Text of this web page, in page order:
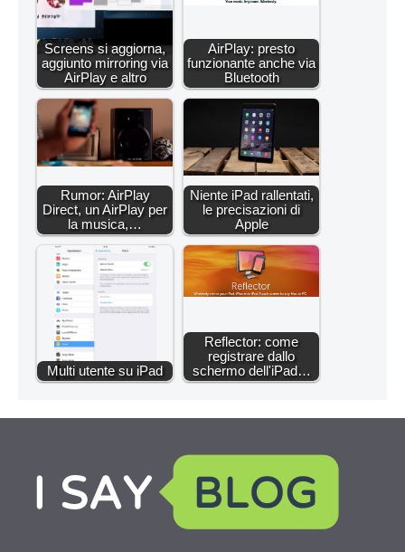
Screens si aggiorna,
aggiunto mirroring via
AirPlay e altro
AirPlay: presto
funzionante anche via
Bluetooth
Rumor: AirPlay
Direct, un AirPlay per
la musica,…
Niente iPad rallentati,
le precisazioni di
Apple
Multi utente su iPad
Reflector: come
registrare dallo
schermo dell'iPad…